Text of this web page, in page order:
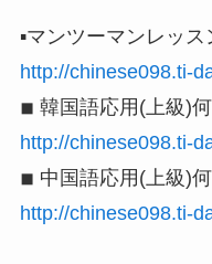
▪️マンツーマンレッ
http://chinese098.ti-
◾︎ 韓国語応用(上級)
http://chinese098.ti-
◾︎ 中国語応用(上級)
http://chinese098.ti-